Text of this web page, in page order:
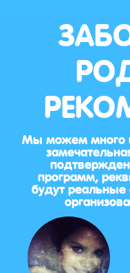
Мы можем много
программ,
будут